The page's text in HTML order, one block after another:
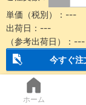
高速応答タイプ
単価（税別）： ---
出荷日： ---
（参考出荷日）： ---
今すぐ注
ホーム